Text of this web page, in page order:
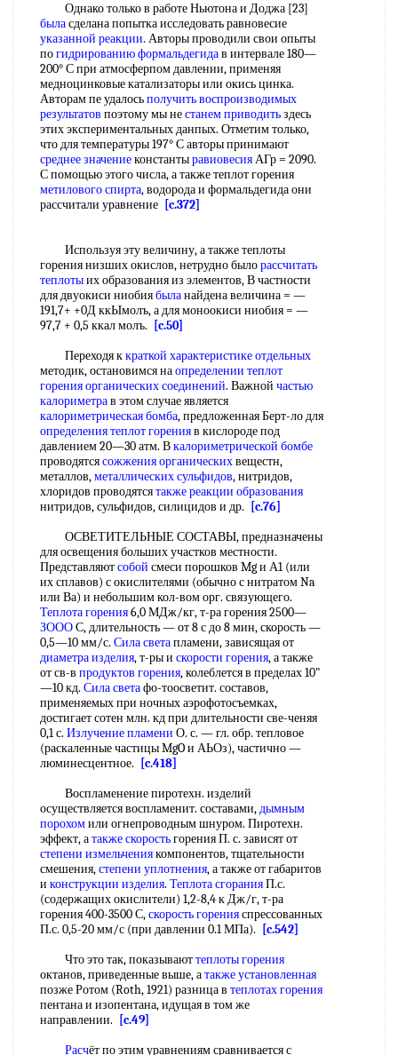
Однако только в работе Ньютона и Доджа [23]
быласделана попытка исследовать равновесие
указанной реакции. Авторы проводили свои опыты
погидрированию формальдегидав интервале 180—
200° С при атмосферпом давлении, применяя
медноцинковые катализаторы или окись цинка.
Авторам пе удалосьполучить воспроизводимых
результатов поэтому мы нестанем приводитьздесь
этих экспериментальных данпых. Отметим только,
что для температуры 197° С авторы принимают
среднее значениеконстантыравиовесияАГр = 2090.
С помощью этого числа, а также теплот горения
метилового спирта, водорода и формальдегида они
рассчитали уравнение [c.372]
Используя эту величину, а также теплоты
горения низших окислов, нетрудно былорассчитать
теплотыих образования из элементов, В частности
для двуокиси ниобиябыланайдена величина = —
191,7+ +0Д ккЫмолъ, а для моноокиси ниобия = —
97,7 + 0,5 ккал молъ.
[c.50]
Переходя ккраткой характеристике отдельных
методик, остановимся наопределении теплот
горенияорганических соединений. Важной частью
калориметрав этом случае является
калориметрическая бомба, предложенная Берт-ло для
определения теплот горенияв кислороде под
давлением 20—30 атм. Вкалориметрической бомбе
проводятсясожжения органическихвещестн,
металлов,металлических сульфидов, нитридов,
хлоридов проводятсятакже реакции образования
нитридов, сульфидов, силицидов и др.
[c.76]
ОСВЕТИТЕЛЬНЫЕ СОСТАВЫ, предназначены
для освещения больших участков местности.
Представляютсобой смеси порошков Mg и А1 (или
их сплавов) с окислителями (обычно с нитратом Na
или Ва) и небольшим кол-вом орг. связующего.
Теплота горения6,0 МДж/кг, т-ра горения 2500—
ЗОООС, длительность — от 8 с до 8 мин, скорость —
0,5—10 мм/с. Сила светапламени, зависящая от
диаметра изделия, т-ры и скорости горения, а также
от св-в продуктов горения, колеблется в пределах 10"
—10 кд. Сила светафо-тоосветит. составов,
применяемых при ночных аэрофотосъемках,
достигает сотен млн. кд при длительности све-ченяя
0,1 с. Излучение пламени О. с. — гл. обр. тепловое
(раскаленные частицы MgO и АЬОз), частично —
люминесцентное.
[c.418]
Воспламенение пиротехн. изделий
осуществляется воспламенит. составами,дымным
порохомили огнепроводным шнуром. Пиротехн.
эффект, атакже скоростьгорения П. с. зависят от
степени измельчениякомпонентов, тщательности
смешения,степени уплотнения, а также от габаритов
и конструкции изделия. Теплота сгоранияП.с.
(содержащих окислители) 1,2-8,4 к Дж/г, т-ра
горения 400-3500 С,скорость горенияспрессованных
П.с. 0,5-20 мм/с (при давлении 0.1 МПа).
[c.542]
Что это так, показываюттеплоты горения
октанов, приведенные выше, атакже установленная
позже Ротом (Roth, 1921) разница в теплотах горения
пентана и изопентана, идущая в том же
направлении.
[c.49]
Расчёт по этим уравнениям сравнивается с